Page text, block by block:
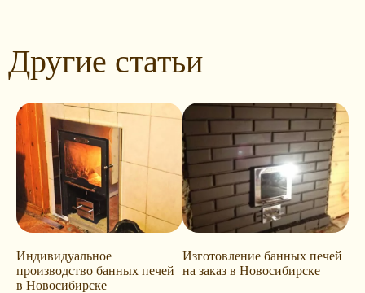
Другие статьи
Индивидуальное
производство банных печей
в Новосибирске
Изготовление банных печей
на заказ в Новосибирске